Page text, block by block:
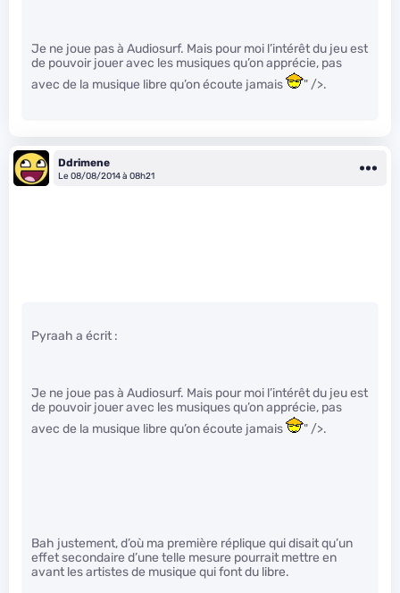
Je ne joue pas à Audiosurf. Mais pour moi l’intérêt du jeu est
de pouvoir jouer avec les musiques qu’on apprécie, pas
avec de la musique libre qu’on écoute jamais
" />.
Ddrimene
Le 08/08/2014 à 08h21
Pyraah a écrit :
Je ne joue pas à Audiosurf. Mais pour moi l’intérêt du jeu est
de pouvoir jouer avec les musiques qu’on apprécie, pas
avec de la musique libre qu’on écoute jamais
" />.
Bah justement, d’où ma première réplique qui disait qu’un
effet secondaire d’une telle mesure pourrait mettre en
avant les artistes de musique qui font du libre.